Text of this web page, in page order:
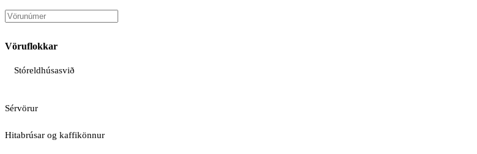
Vöruflokkar
Stóreldhúsasvið
Sérvörur
Hitabrúsar og kaffikönnur